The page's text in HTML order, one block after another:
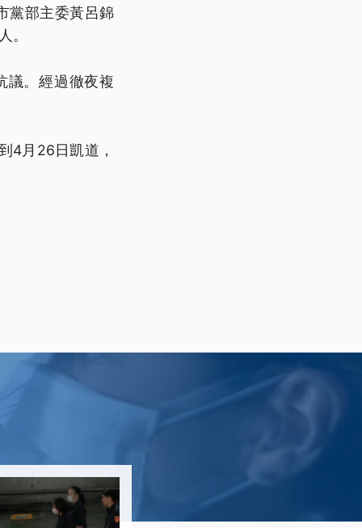
黨部主委黃呂錦
。
議。經過徹夜複
4月26日凱道，